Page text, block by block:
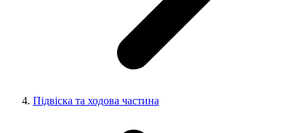
Підвіска та ходова частина